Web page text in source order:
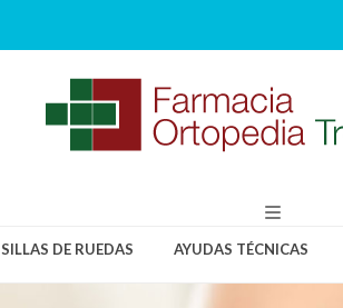
SILLAS DE RUEDAS AYUDAS TÉCNICAS